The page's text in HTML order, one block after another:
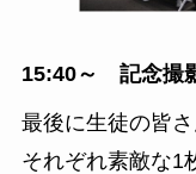
15:40～ 記念撮
最後に生徒の皆
それぞれ素敵な1